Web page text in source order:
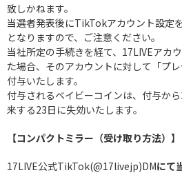
致しかねます。
当選者発表後にTikTokアカウント設定
となりますので、ご注意ください。
当社所定の手続きを経て、17LIVEアカ
た場合、そのアカウントに対して「プ
付与いたします。
付与されるベイビーコインは、付与か
来する23日に失効いたします。
【コンパクトミラー（受け取り方法）】
17LIVE公式TikTok(@17livejp)DMにて